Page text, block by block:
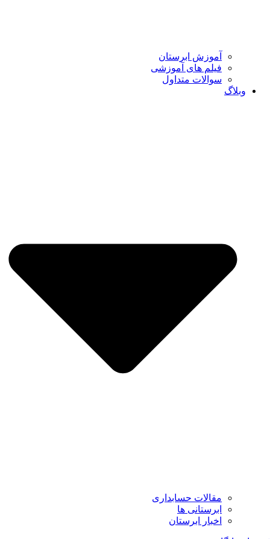
آموزش ابرستان
فیلم های آموزشی
سوالات متداول
وبلاگ
مقالات حسابداری
ابرستانی ها
اخبار ابرستان